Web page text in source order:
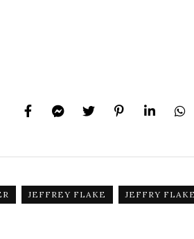
JEFFREY FLAKE JEFFRY FLAKE